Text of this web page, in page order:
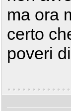
ma ora
certo
poveri